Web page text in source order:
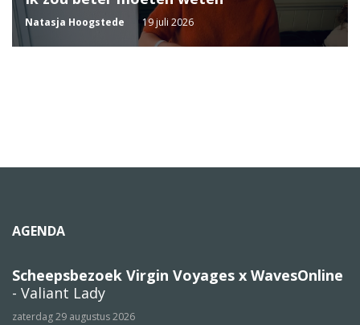
Natasja Hoogstede 19 juli 2026
AGENDA
Scheepsbezoek Virgin Voyages x WavesOnline
- Valiant Lady
zaterdag 29 augustus 2026